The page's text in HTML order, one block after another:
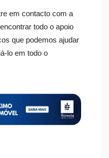
em contacto com a
todo o apoio
que podemos ajudar
lo em todo o